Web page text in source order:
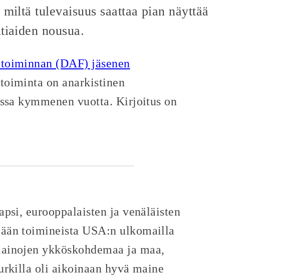
tulevaisuus saattaa pian näyttää
nousua.
(DAF) jäsenen
on anarkistinen
kymmenen vuotta. Kirjoitus on
eurooppalaisten ja venäläisten
toimineista USA:n ulkomailla
ykköskohdemaa ja maa,
oli aikoinaan hyvä maine